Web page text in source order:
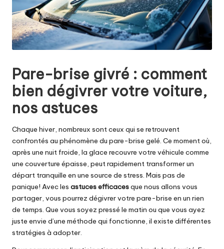
Pare-brise givré : comment
bien dégivrer votre voiture,
nos astuces
Chaque hiver, nombreux sont ceux qui se retrouvent
confrontés au phénomène du pare-brise gelé. Ce moment où,
après une nuit froide, la glace recouvre votre véhicule comme
une couverture épaisse, peut rapidement transformer un
départ tranquille en une source de stress. Mais pas de
panique! Avec les astuces efficacesque nous allons vous
partager, vous pourrez dégivrer votre pare-brise en un rien
de temps. Que vous soyez pressé le matin ou que vous ayez
juste envie d’une méthode qui fonctionne, il existe différentes
stratégies à adopter.